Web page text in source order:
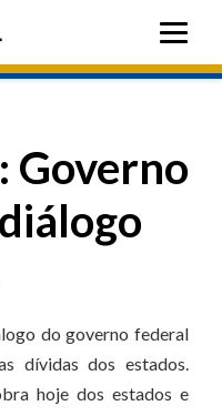
Governo
do governo federal
dívidas dos estados.
hoje dos estados e